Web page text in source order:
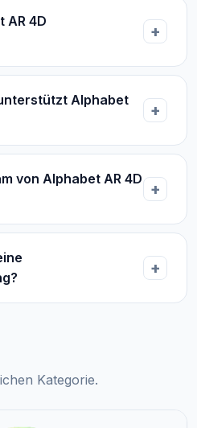
AR 4D
Alphabet
von Alphabet AR 4D
Kategorie.